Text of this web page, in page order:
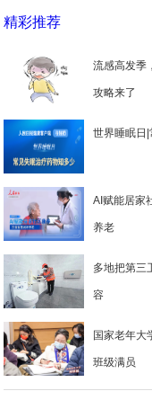
精彩推荐
流感高发季
攻略来了
世界睡眠日
AI赋能居家
养老
多地把第三
容
国家老年大
班级满员